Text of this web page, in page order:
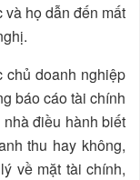
họ dẫn đến mất
chủ doanh nghiệp
báo cáo tài chính
điều hành biết
thu hay không,
về mặt tài chính,